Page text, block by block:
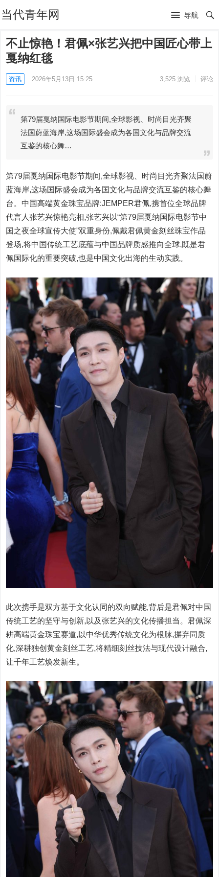
当代青年网 导航
不止惊艳！君佩×张艺兴把中国匠心带上
戛纳红毯
资讯 2026年5月13日 15:25 3,525浏览 评论
第79届戛纳国际电影节期间,全球影视、时尚目光齐聚
法国蔚蓝海岸,这场国际盛会成为各国文化与品牌交流
互鉴的核心舞…
第79届戛纳国际电影节期间,全球影视、时尚目光齐聚法国蔚
蓝海岸,这场国际盛会成为各国文化与品牌交流互鉴的核心舞
台。中国高端黄金珠宝品牌:JEMPER君佩,携首位全球品牌
代言人张艺兴惊艳亮相,张艺兴以“第79届戛纳国际电影节中
国之夜全球宣传大使”双重身份,佩戴君佩黄金刻丝珠宝作品
登场,将中国传统工艺底蕴与中国品牌质感推向全球,既是君
佩国际化的重要突破,也是中国文化出海的生动实践。
此次携手是双方基于文化认同的双向赋能,背后是君佩对中国
传统工艺的坚守与创新,以及张艺兴的文化传播担当。君佩深
耕高端黄金珠宝赛道,以中华优秀传统文化为根脉,摒弃同质
化,深耕独创黄金刻丝工艺,将精细刻丝技法与现代设计融合,
让千年工艺焕发新生。